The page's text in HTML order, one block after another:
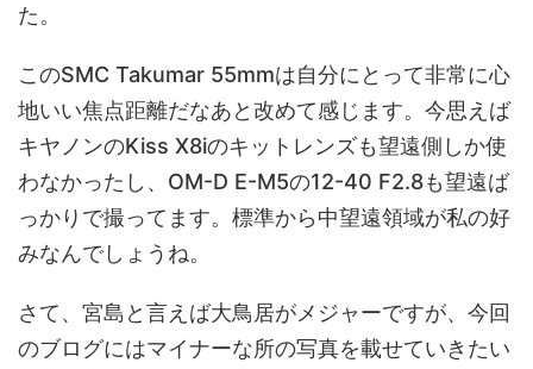
た。
このSMC Takumar 55mmは自分にとって非常に心
地いい焦点距離だなあと改めて感じます。今思えば
キヤノンのKiss X8iのキットレンズも望遠側しか使
わなかったし、OM-D E-M5の12-40 F2.8も望遠ば
っかりで撮ってます。標準から中望遠領域が私の好
みなんでしょうね。
さて、宮島と言えば大鳥居がメジャーですが、今回
のブログにはマイナーな所の写真を載せていきたい